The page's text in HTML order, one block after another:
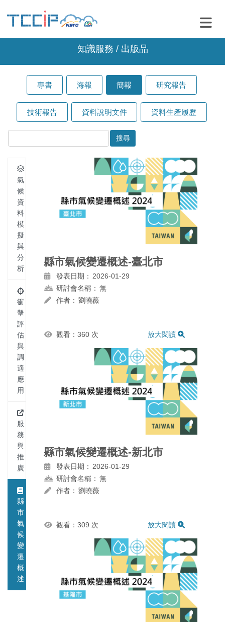
知識服務 / 出版品
專書 海報 簡報 研究報告
技術報告 資料說明文件 資料生產履歷
氣
候
資
料
模
擬
與
分
析
衝
擊
評
估
與
調
適
應
用
服
務
與
推
廣
縣
市
氣
候
變
遷
概
述
縣市氣候變遷概述-臺北市
發表日期： 2026-01-29
研討會名稱： 無
作者： 劉曉薇
觀看：360 次 放大閱讀
縣市氣候變遷概述-新北市
發表日期： 2026-01-29
研討會名稱： 無
作者： 劉曉薇
觀看：309 次 放大閱讀